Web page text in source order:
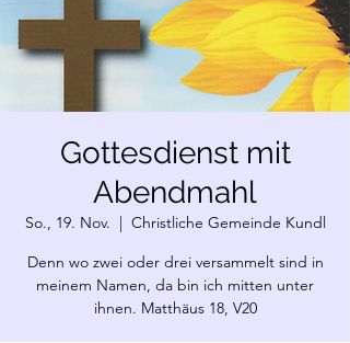
Gottesdienst mit
Abendmahl
So., 19. Nov.
  |
Christliche Gemeinde Kundl
Denn wo zwei oder drei versammelt sind in
meinem Namen, da bin ich mitten unter
ihnen. Matthäus 18, V20